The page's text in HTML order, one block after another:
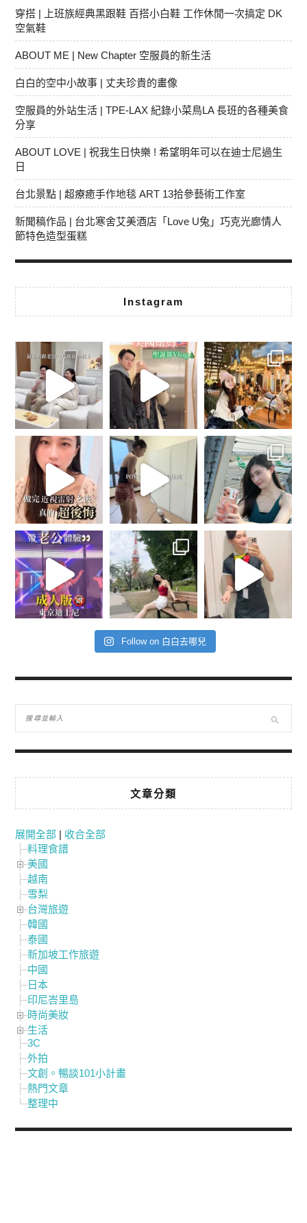
穿搭 | 上班族經典黑跟鞋 百搭小白鞋 工作休閒一次搞定 DK
空氣鞋
ABOUT ME | New Chapter 空服員的新生活
白白的空中小故事 | 丈夫珍貴的畫像
空服員的外站生活 | TPE-LAX 紀錄小菜鳥LA 長班的各種美食
分享
ABOUT LOVE | 祝我生日快樂 ! 希望明年可以在迪士尼過生
日
台北景點 | 超療癒手作地毯 ART 13拾參藝術工作室
新聞稿作品 | 台北寒舍艾美酒店「Love U兔」巧克光廊情人
節特色造型蛋糕
Instagram
Follow on 白白去哪兒
文章分類
展開全部 | 收合全部
料理食譜
美國
越南
雪梨
台灣旅遊
韓國
泰國
新加坡工作旅遊
中國
日本
印尼峇里島
時尚美妝
生活
3C
外拍
文創。暢談101小計畫
熱門文章
整理中